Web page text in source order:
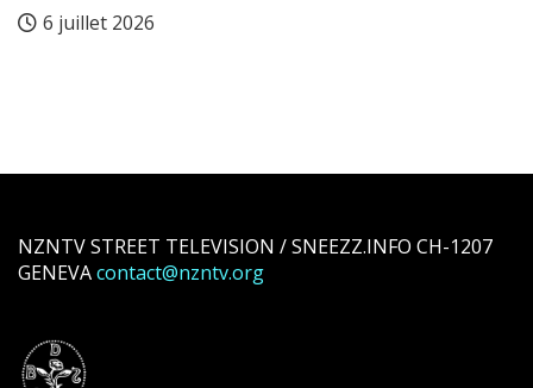
6 juillet 2026
NZNTV STREET TELEVISION / SNEEZZ.INFO CH-1207
GENEVAcontact@nzntv.org